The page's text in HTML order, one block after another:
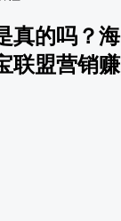
真的吗？海
联盟营销赚